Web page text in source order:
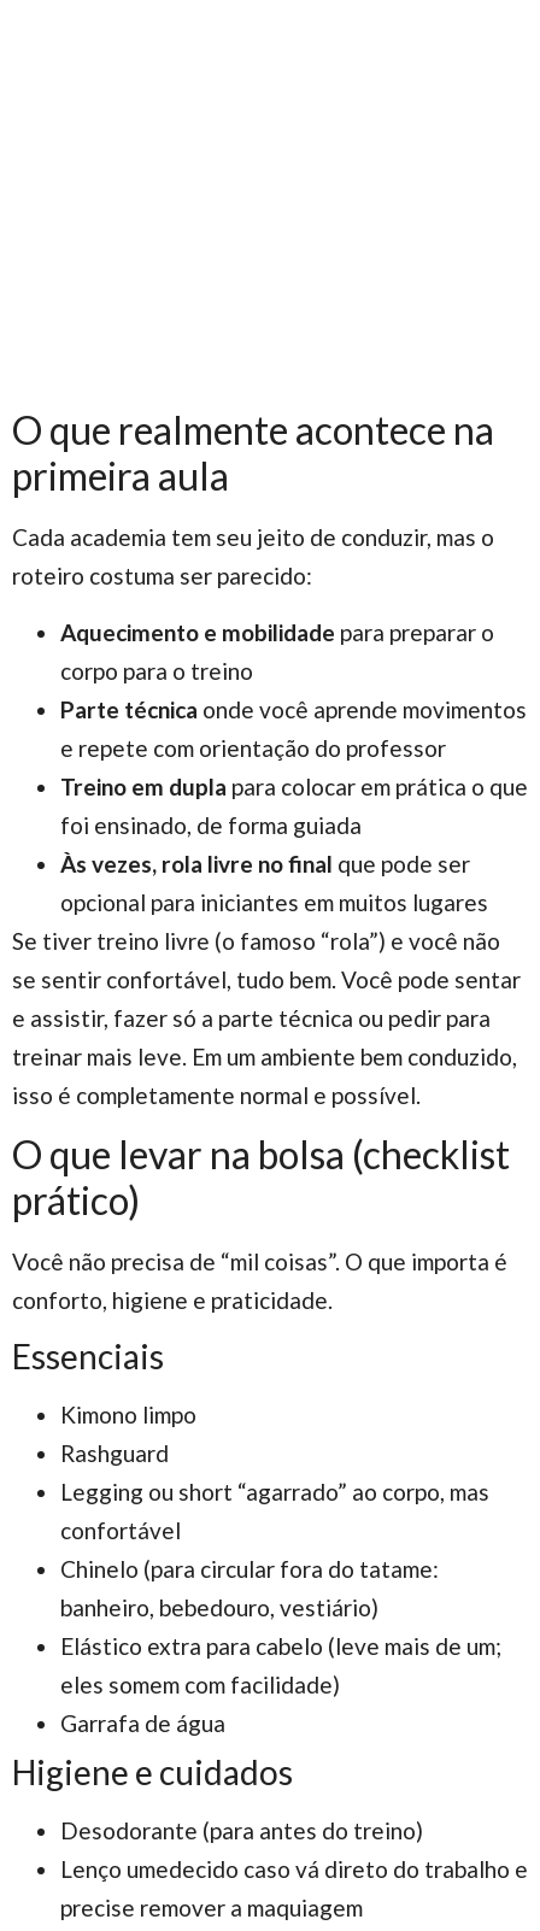
O que realmente acontece na
primeira aula
Cada academia tem seu jeito de conduzir, mas o
roteiro costuma ser parecido:
Aquecimento e mobilidade para preparar o
corpo para o treino
Parte técnica onde você aprende movimentos
e repete com orientação do professor
Treino em dupla para colocar em prática o que
foi ensinado, de forma guiada
Às vezes, rola livre no final que pode ser
opcional para iniciantes em muitos lugares
Se tiver treino livre (o famoso “rola”) e você não
se sentir confortável, tudo bem. Você pode sentar
e assistir, fazer só a parte técnica ou pedir para
treinar mais leve. Em um ambiente bem conduzido,
isso é completamente normal e possível.
O que levar na bolsa (checklist
prático)
Você não precisa de “mil coisas”. O que importa é
conforto, higiene e praticidade.
Essenciais
Kimono limpo
Rashguard
Legging ou short “agarrado” ao corpo, mas
confortável
Chinelo (para circular fora do tatame:
banheiro, bebedouro, vestiário)
Elástico extra para cabelo (leve mais de um;
eles somem com facilidade)
Garrafa de água
Higiene e cuidados
Desodorante (para antes do treino)
Lenço umedecido caso vá direto do trabalho e
precise remover a maquiagem